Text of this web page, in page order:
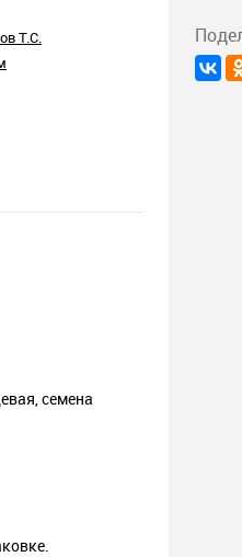
Т.С.
семена